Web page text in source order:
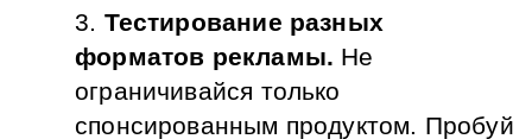
Тестирование разных
форматов рекламы. Не
ограничивайся только
спонсированным продуктом. Пробуй